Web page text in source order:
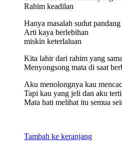
Rahim keadilan
Hanya masalah sudut pandang
Arti kaya berlebihan
miskin keterlaluan
Kita lahir dari rahim yang sama
Menyongsong mata di saat
Aku menolongnya kau
Tapi kau yang jeli dan aku
Mata hati melihat itu semua
Tambah ke keranjang